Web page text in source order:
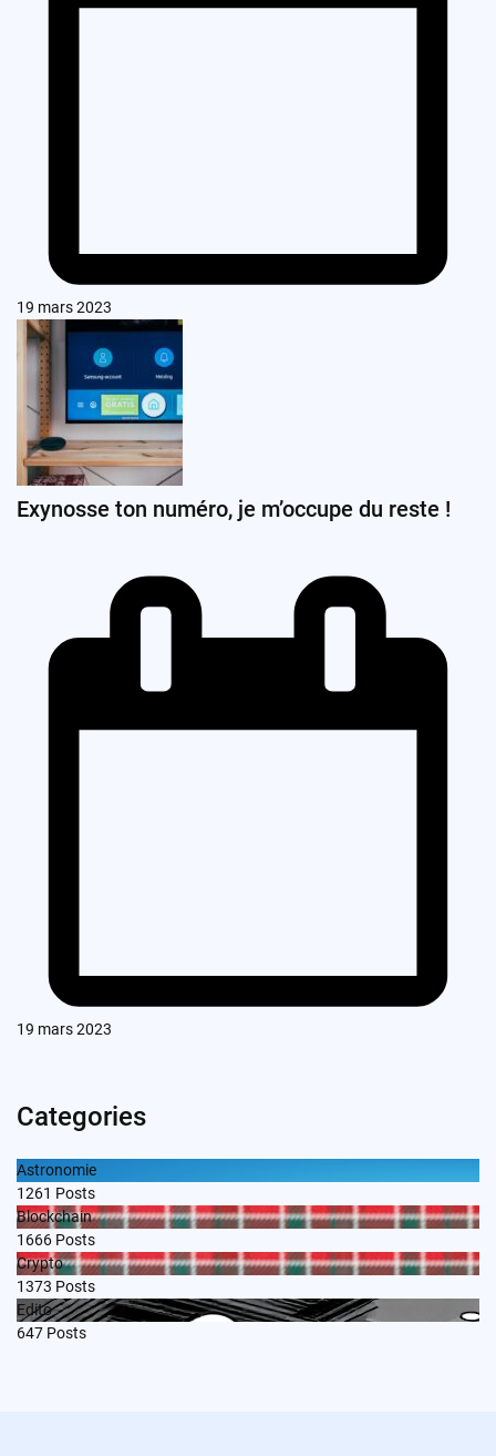
19 mars 2023
Exynosse ton numéro, je m’occupe du reste !
19 mars 2023
Categories
Astronomie
1261 Posts
Blockchain
1666 Posts
Crypto
1373 Posts
Edito
647 Posts